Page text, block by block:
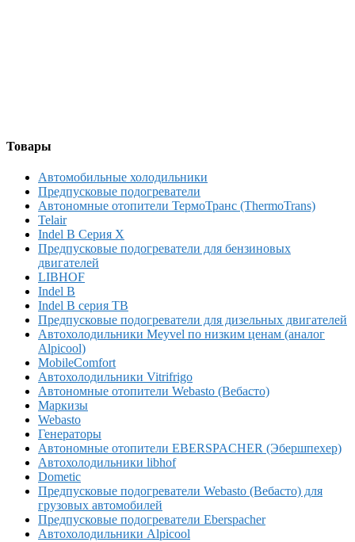
Товары
Автомобильные холодильники
Предпусковые подогреватели
Автономные отопители ТермоТранс (ThermoTrans)
Telair
Indel B Серия X
Предпусковые подогреватели для бензиновых
двигателей
LIBHOF
Indel B
Indel B серия TB
Предпусковые подогреватели для дизельных двигателей
Автохолодильники Meyvel по низким ценам (аналог
Alpicool)
MobileComfort
Автохолодильники Vitrifrigo
Автономные отопители Webasto (Вебасто)
Маркизы
Webasto
Генераторы
Автономные отопители EBERSPACHER (Эбершпехер)
Автохолодильники libhof
Dometic
Предпусковые подогреватели Webasto (Вебасто) для
грузовых автомобилей
Предпусковые подогреватели Eberspacher
Автохолодильники Alpicool